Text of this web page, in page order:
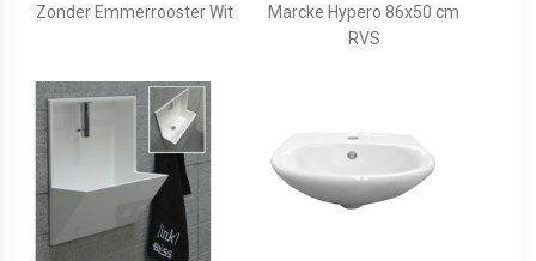
Zonder Emmerrooster Wit
Marcke Hypero 86x50 cm
RVS